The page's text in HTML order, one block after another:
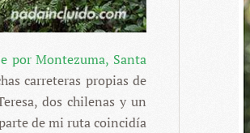
por Montezuma, Santa
carreteras propias de
dos chilenas y un
de mi ruta coincidía